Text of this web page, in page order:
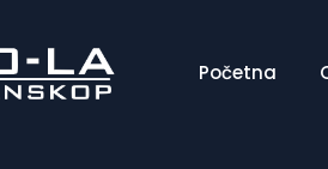
Početna